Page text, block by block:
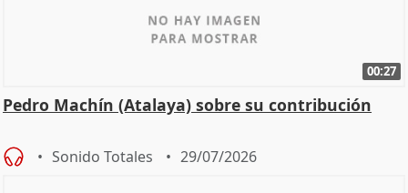
00:27
Pedro Machín (Atalaya) sobre su contribución
Sonido Totales 29/07/2026